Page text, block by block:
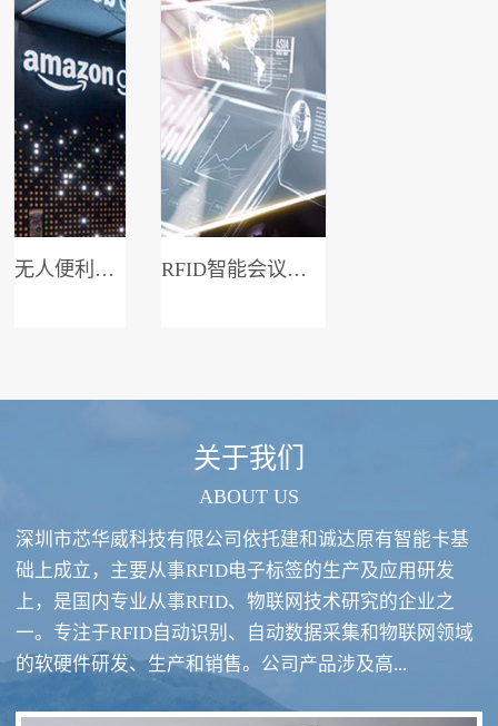
无人便利店系统 RFID智能会议签到系统
RFID酒类防伪系统方案 RFID智慧食堂系统
关于我们
ABOUT US
深圳市芯华威科技有限公司依托建和诚达原有智能卡基
础上成立，主要从事RFID电子标签的生产及应用研发
上，是国内专业从事RFID、物联网技术研究的企业之
一。专注于RFID自动识别、自动数据采集和物联网领域
的软硬件研发、生产和销售。公司产品涉及高...